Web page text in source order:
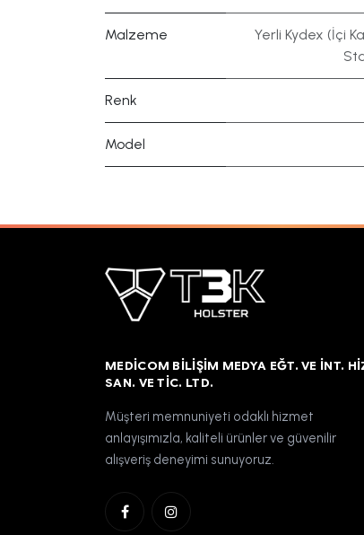
Malzeme Yerli Kydex (İçi
Renk
Model
MEDICOM BILIŞIM MEDYA EĞT. VE İNT.
SAN. VE TIC. LTD.
Müşteri memnuniyeti odaklı hizmet
anlayışımızla, kaliteli ürünler ve güvenilir
alışveriş deneyimi sunuyoruz.